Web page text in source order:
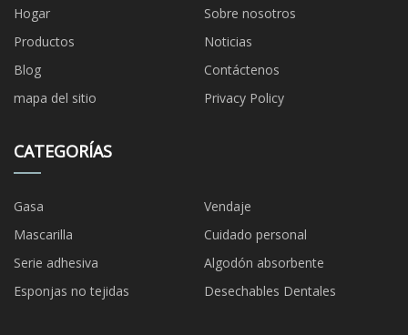
Hogar
Sobre nosotros
Productos
Noticias
Blog
Contáctenos
mapa del sitio
Privacy Policy
CATEGORÍAS
Gasa
Vendaje
Mascarilla
Cuidado personal
Serie adhesiva
Algodón absorbente
Esponjas no tejidas
Desechables Dentales